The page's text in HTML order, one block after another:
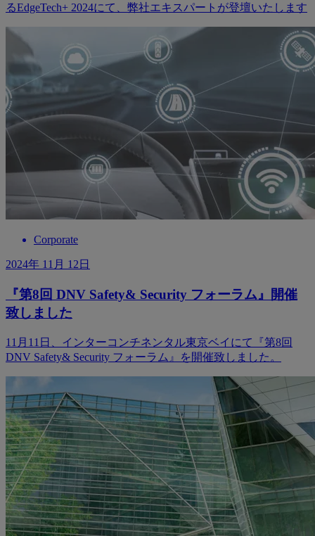
るEdgeTech+ 2024にて、弊社エキスパートが登壇いたします
Corporate
2024年 11月 12日
『第8回 DNV Safety& Security フォーラム』開催
致しました
11月11日、インターコンチネンタル東京ベイにて『第8回
DNV Safety& Security フォーラム』を開催致しました。